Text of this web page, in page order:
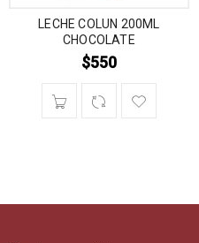
LECHE COLUN 200ML
CHOCOLATE
$550